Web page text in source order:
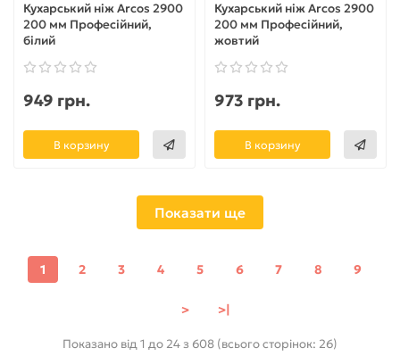
Кухарський ніж Arcos 2900
200 мм Професійний,
білий
949 грн.
В корзину
Кухарський ніж Arcos 2900
200 мм Професійний,
жовтий
973 грн.
В корзину
Показати ще
1 2 3 4 5 6 7 8 9
> >|
Показано від 1 до 24 з 608 (всього сторінок: 26)